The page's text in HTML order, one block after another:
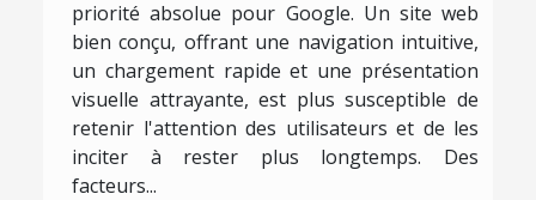
priorité absolue pour Google. Un site web
bien conçu, offrant une navigation intuitive,
un chargement rapide et une présentation
visuelle attrayante, est plus susceptible de
retenir l'attention des utilisateurs et de les
inciter à rester plus longtemps. Des
facteurs...